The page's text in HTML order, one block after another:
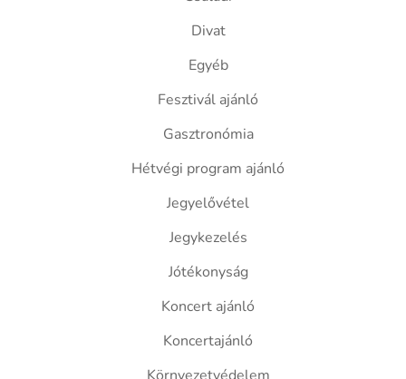
Divat
Egyéb
Fesztivál ajánló
Gasztronómia
Hétvégi program ajánló
Jegyelővétel
Jegykezelés
Jótékonyság
Koncert ajánló
Koncertajánló